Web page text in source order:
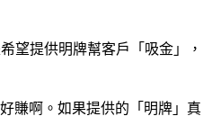
望提供明牌幫客戶「吸金」，
賺啊。如果提供的「明牌」真